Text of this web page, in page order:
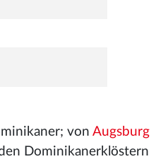
von Augsburg
Dominikanerklöstern